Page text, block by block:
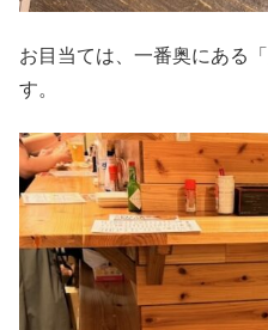
お目当ては、一番奥にある「
す。